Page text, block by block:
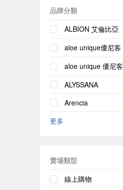
品牌分類
ALBION 艾倫比亞
aloe unique優尼客
aloe unique 優尼客
ALYSSANA
Arencia
更多
賣場類型
線上購物